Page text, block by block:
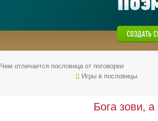
Чем отличается пословица от поговорки
Игры в пословицы
Бога зови,